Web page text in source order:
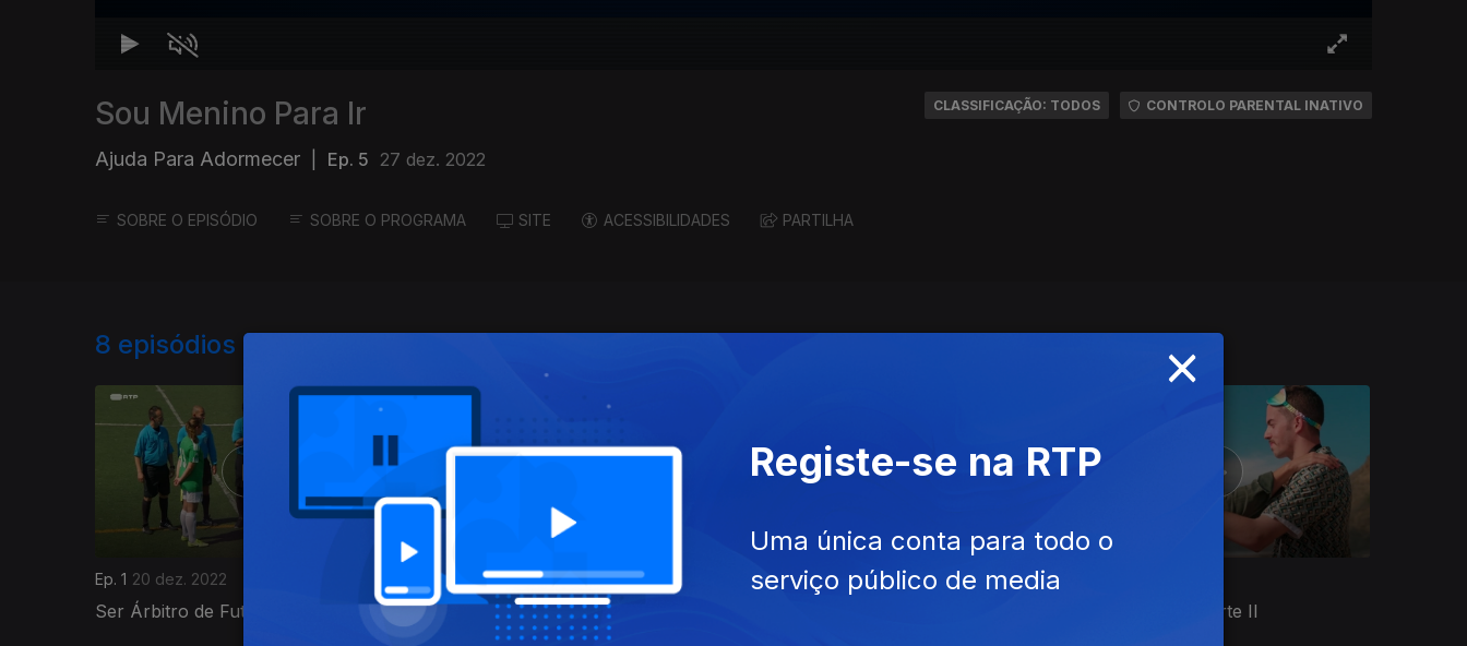
Sou Menino Para Ir
Ajuda Para Adormecer Ep. 5 27 dez. 2022
CLASSIFICAÇÃO: TODOS CONTROLO PARENTAL INATIVO
SOBRE O EPISÓDIO SOBRE O PROGRAMA SITE ACESSIBILIDADES PARTILHA
8 episódios disponíveis
Ep. 1 20 dez. 2022
Ser Árbitro de Futebol
Ep. 2 20 dez. 2022
Ir a Fátima a Pé
Ep. 3 22 dez. 2022
Fazer Amigos - Parte II
×
Registe-se na RTP
Uma única conta para todo o
serviço público de media